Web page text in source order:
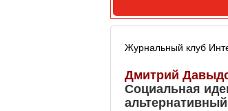
Журнальный клуб
Дмитрий
Социальная